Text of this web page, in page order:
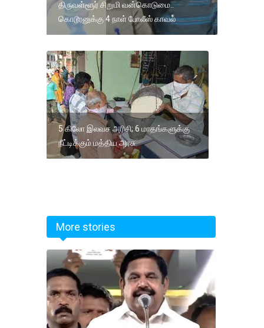
திருவள்ளூர் சிறுமி வன்கொடுமை..
கொடூரனுக்கு 4 நாள் போலீஸ் காவல்
5 கிலோ இலவச அரிசி; 6 மாதங்களுக்கு
நீட்டிக்கும் மத்திய அரசு
More stories